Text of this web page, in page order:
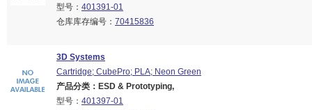
型号： 401391-01
仓库库存编号： 70415836
3D Systems
Cartridge; CubePro; PLA; Neon Green
产品分类：ESD & Prototyping,
型号： 401397-01